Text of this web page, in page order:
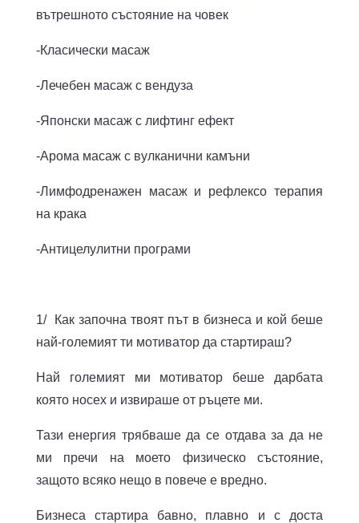
вътрешното състояние на човек
-Класически масаж
-Лечебен масаж с вендуза
-Японски масаж с лифтинг ефект
-Арома масаж с вулканични камъни
-Лимфодренажен масаж и рефлексо терапия
на крака
-Антицелулитни програми
1/ Как започна твоят път в бизнеса и кой беше
най-големият ти мотиватор да стартираш?
Най големият ми мотиватор беше дарбата
която носех и извираше от ръцете ми.
Тази енергия трябваше да се отдава за да не
ми пречи на моето физическо състояние,
защото всяко нещо в повече е вредно.
Бизнеса стартира бавно, плавно и с доста